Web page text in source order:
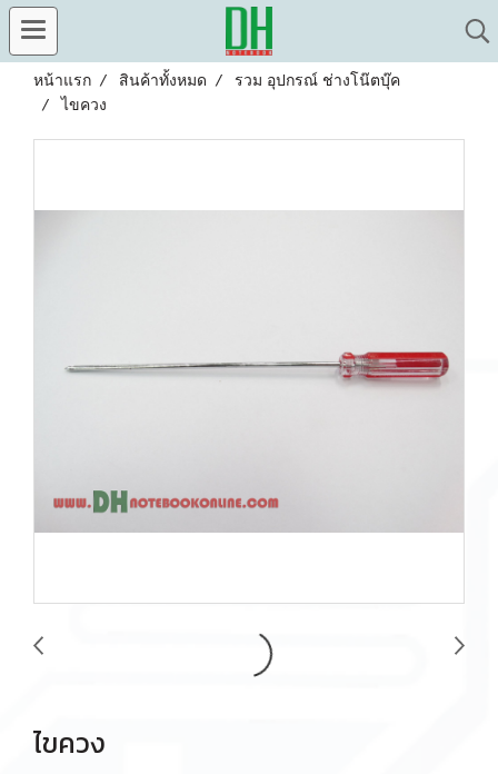
หน้าแรก สินค้าทั้งหมด
รวม อุปกรณ์ ช่างโน๊ตบุ๊ค
ไขควง
ไขควง